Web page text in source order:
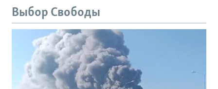
Выбор Свободы